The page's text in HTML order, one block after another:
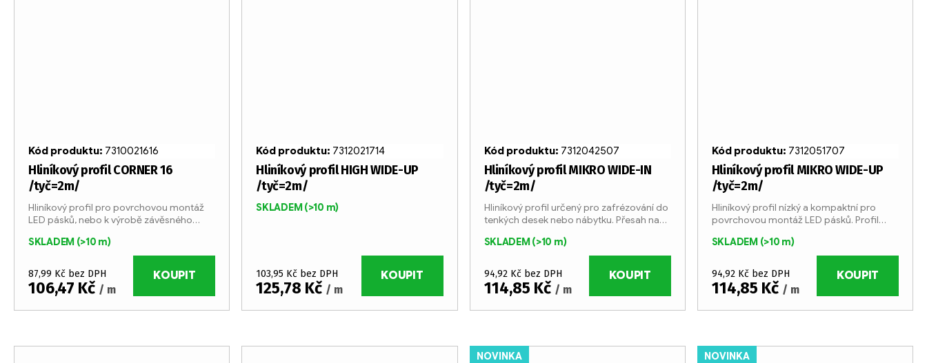
Hliníkový profil CORNER 16
/tyč=2m/
SKLADEM (>10 m)
87,99 Kč bez DPH
106,47 Kč / m
KOUPIT
Hliníkový profil pro povrchovou montáž
LED pásků, nebo k výrobě závěsného
šířce max 10 mm a příkonem max. 20W/m.
Kód produktu: 7310021616
Hliníkový profil HIGH WIDE-UP
/tyč=2m/
SKLADEM(>10 m)
103,95 Kč bez DPH
125,78 Kč / m
KOUPIT
Kód produktu: 7312021714
Hliníkový profil MIKRO WIDE-IN
/tyč=2m/
SKLADEM(>10 m)
94,92 Kč bez DPH
114,85 Kč / m
KOUPIT
Hliníkový profil určený pro zafrézování do
tenkých desek nebo nábytku. Přesah na
nerovnosti způsobené frézováním nebo
Kód produktu: 7312042507
Hliníkový profil MIKRO WIDE-UP
/tyč=2m/
SKLADEM (>10 m)
94,92 Kč bez DPH
114,85 Kč / m
KOUPIT
Hliníkový profil nízký a kompaktní pro
povrchovou montáž LED pásků. Profil
a příkonem max. 25W/m. Profil je vyráběn
Kód produktu: 7312051707
NOVINKA NOVINKA